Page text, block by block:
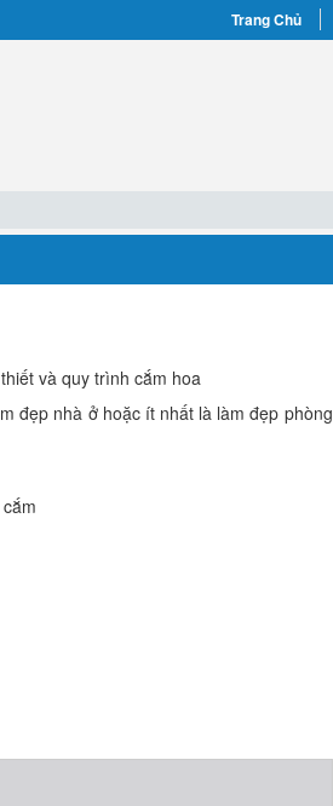
Trang Chủ
và quy trình cắm hoa
đẹp nhà ở hoặc ít nhất là làm đẹp phòng